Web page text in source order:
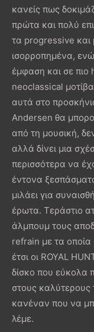
κανείς πως
πρώτα και πολύ
τα progressive και
ισορροπημένα,
έμφαση και σε πιο
neoclassical
αυτά στο
Andersen θα
από τη μουσική,
αλλά δίνει μια
περισσότερα να
έντονα
μιλάει για
έρωτα. Τεράστιο
άλμπουμ τους
refrain με τα
έτσι οι ROYAL
δίσκο που εύκολα
στους καλύτερους
κανέναν που να
λέμε.